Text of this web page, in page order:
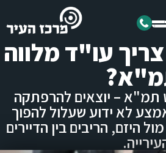
עו"ד מלווה
תמ"א – יוצאים להרפתקה
לא ידוע שעלול להפוך
היזם, הריבים בין הדיירים